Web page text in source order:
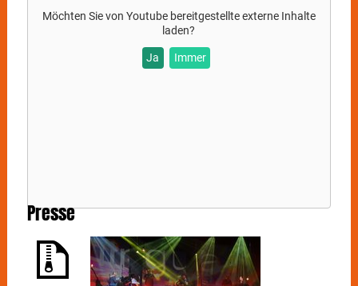
Möchten Sie von Youtubebereitgestellte externe Inhalte
laden?
Ja Immer
Presse